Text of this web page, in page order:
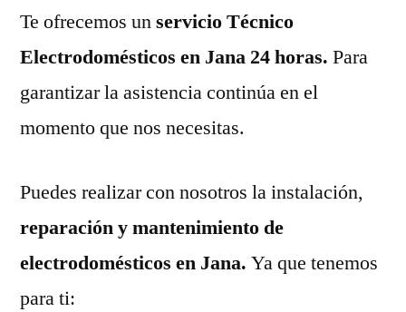
Te ofrecemos unservicio Técnico
Electrodomésticos en Jana 24 horas. Para
garantizar la asistencia continúa en el
momento que nos necesitas.
Puedes realizar con nosotros la instalación,
reparación y mantenimiento de
electrodomésticos en Jana. Ya que tenemos
para ti: